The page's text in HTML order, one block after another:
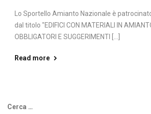
Lo Sportello Amianto Nazionale è
dal titolo "EDIFICI CON MATERIALI IN
OBBLIGATORI E SUGGERIMENTI [...]
Read more